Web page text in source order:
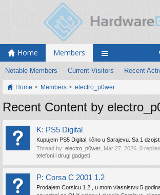
Home Members
Notable Members Current Visitors Recent
Home Members electro_p0wer
Recent Content by
K: PS5 Digital
Kupujem PS5 Digital, lično u Sarajevu. Sa 1
Thread by: electro_p0wer Mar 27, 2026 , 0
telefoni i drugi gadgeti
P: Corsa C 2001 1.2
Prodajem Corsicu 1.2 , u mom vlasnistvu 5